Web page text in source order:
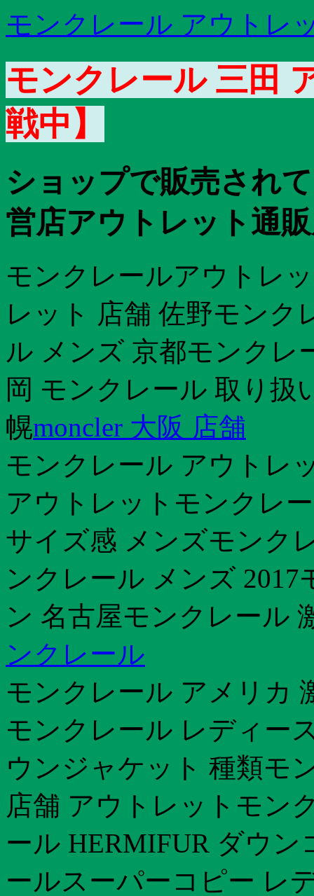
モンクレール アウトレ
モンクレール 三田
戦中】
ショップで販売され
営店アウトレット通
モンクレールアウトレ
レット 店舗 佐野モンク
ル メンズ 京都モンクレ
岡 モンクレール 取り扱
幌moncler 大阪 店舗
モンクレール アウトレ
アウトレットモンクレ
サイズ感 メンズモンク
ンクレール メンズ
ン 名古屋モンクレール
ンクレール
モンクレール アメリカ
モンクレール レディー
ウンジャケット 種類モ
店舗 アウトレットモン
ール HERMIFUR ダウ
ールスーパーコピー レ